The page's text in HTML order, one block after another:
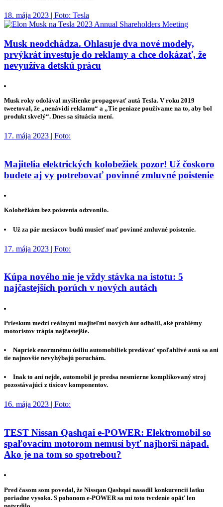
18. mája 2023 | Foto: Tesla
Musk neodchádza. Ohlasuje dva nové modely,
prvýkrát investuje do reklamy a chce dokázať, že
nevyužíva detskú prácu
Musk roky odolával myšlienke propagovať autá Tesla. V roku 2019
tweetoval, že „nenávidí reklamu“ a „Tie peniaze používame na to, aby bol
produkt skvelý“. Dnes sa situácia mení.
17. mája 2023 | Foto:
Majitelia elektrických kolobežiek pozor! Už čoskoro
budete aj vy potrebovať povinné zmluvné poistenie
Kolobežkám bez poistenia odzvonilo.
Už za pár mesiacov budú musieť mať povinné zmluvné poistenie.
17. mája 2023 | Foto:
Kúpa nového nie je vždy stávka na istotu: 5
najčastejších porúch v nových autách
Prieskum medzi reálnymi majiteľmi nových áut odhalil, aké problémy
motoristov trápia najčastejšie.
Napriek enormnému úsiliu automobiliek predávať spoľahlivé autá sa ani
tie najnovšie nevyhýbajú poruchám.
Inak to ani nejde, automobil je predsa nesmierne komplikovaný stroj
pozostávajúci z tisícov komponentov.
16. mája 2023 | Foto:
TEST Nissan Qashqai e-POWER: Elektromobil so
spaľovacím motorom nemusí byť najhorší nápad.
Ako je na tom so spotrebou?
Pred časom som povedal, že Nissqan Qashqai nasadil konkurencii latku
poriadne vysoko. S pohonom e-POWER sa mi toto tvrdenie opäť len